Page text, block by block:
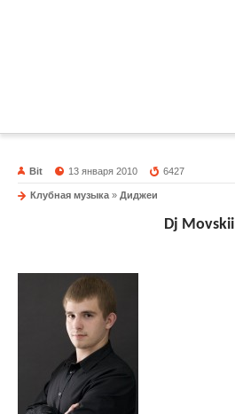
Bit 13 января 2010 6427
Клубная музыка » Диджеи
Dj Movskii